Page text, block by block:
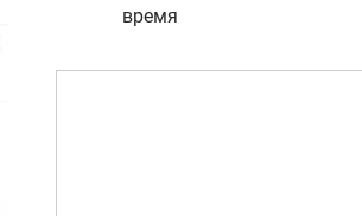
время